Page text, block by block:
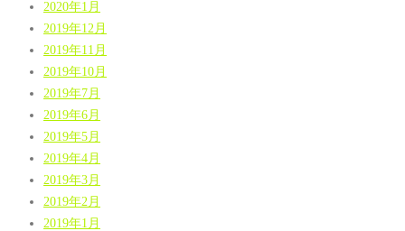
2020年1月
2019年12月
2019年11月
2019年10月
2019年7月
2019年6月
2019年5月
2019年4月
2019年3月
2019年2月
2019年1月